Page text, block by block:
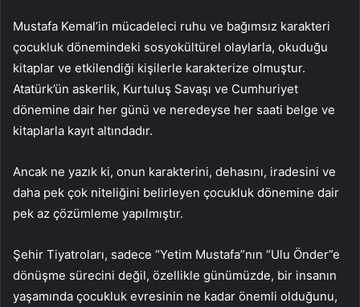
Mustafa Kemal’in mücadeleci ruhu ve bağımsız karakteri
çocukluk dönemindeki sosyokültürel olaylarla, okuduğu
kitaplar ve etkilendiği kişilerle karakterize olmuştur.
Atatürk’ün askerlik, Kurtuluş Savaşı ve Cumhuriyet
dönemine dair her günü ve neredeyse her saati belge ve
kitaplarla kayıt altındadır.
Ancak ne yazık ki, onun karakterini, dehasını, iradesini ve
daha pek çok niteliğini belirleyen çocukluk dönemine dair
pek az çözümleme yapılmıştır.
Şehir Tiyatroları, sadece “Yetim Mustafa”nın “Ulu Önder”e
dönüşme sürecini değil, özellikle günümüzde, bir insanın
yaşamında çocukluk evresinin ne kadar önemli olduğunu,